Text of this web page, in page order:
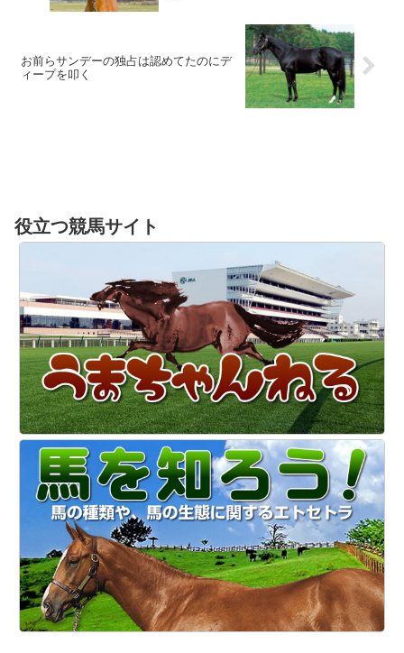
お前らサンデーの独占は認めてたのにデ
ィープを叩く
役立つ競馬サイト